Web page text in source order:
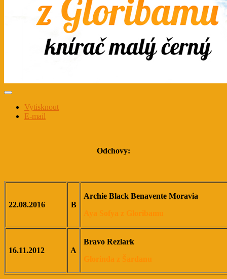
Vytisknout
E-mail
Odchovy:
22.08.2016 B
Archie Black Benavente Moravia
Aya Sofya z Gloribamu
16.11.2012 A
Bravo Rezlark
Glorinda z Šardanu